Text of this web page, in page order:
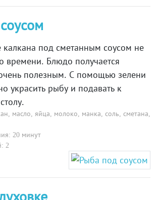
калкана под сметанным соусом не
времени. Блюдо получается
полезным. С помощью зелени
украсить рыбу и подавать к
масло, яйца, молоко, манка, соль, сметана,
20 минут
2